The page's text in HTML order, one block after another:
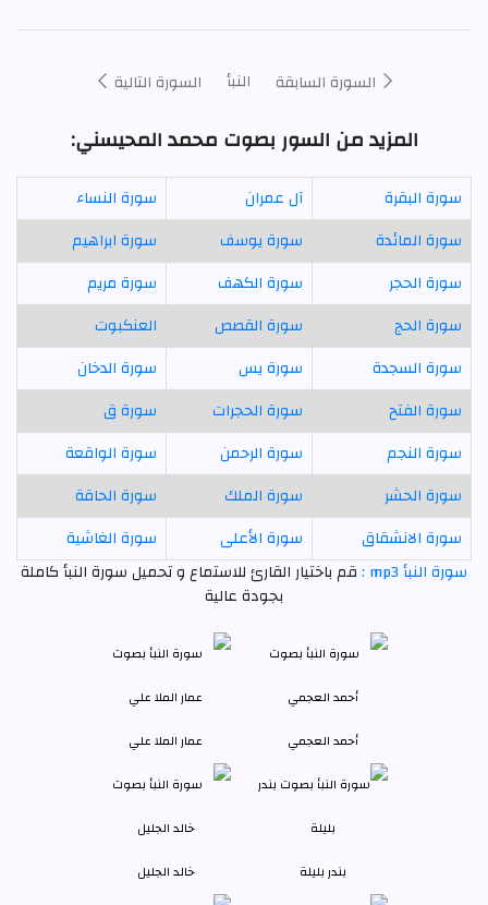
السورة السابقة النبأ السورة التالية
المزيد من السور بصوت محمد المحيسني:
سورة البقرة آل عمران
سورة النساء
سورة المائدة
سورة يوسف
سورة ابراهيم
سورة الحجر
سورة الكهف
سورة مريم
سورة الحج
سورة القصص
العنكبوت
سورة السجدة
سورة يس
سورة الدخان
سورة الفتح
سورة الحجرات
سورة ق
سورة النجم
سورة الرحمن
سورة الواقعة
سورة الحشر
سورة الملك
سورة الحاقة
سورة الانشقاق
سورة الأعلى
سورة الغاشية
سورة النبأ mp3 :
قم باختيار القارئ للاستماع و تحميل سورة النبأ كاملة
بجودة عالية
أحمد العجمي عمار الملا علي
بندر بليلة خالد الجليل